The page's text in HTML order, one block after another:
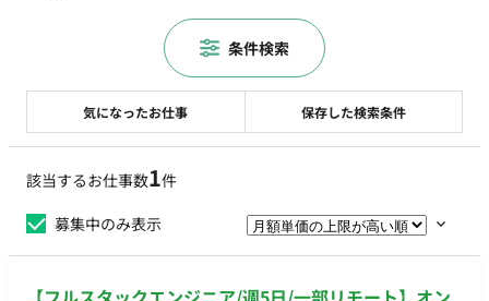
該当するお仕事数1件
募集中のみ表示
気になったお仕事 保存した検索条件
条件検索